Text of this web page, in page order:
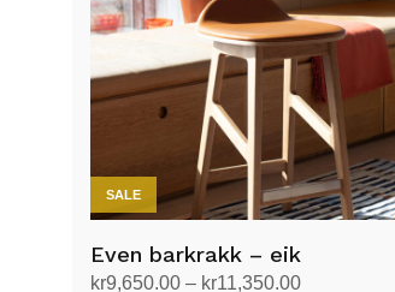
SALE
Even barkrakk – eik
kr9,650.00 – kr11,350.00Prisområde: